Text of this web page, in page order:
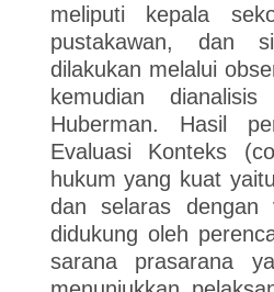
meliputi kepala
pustakawan, dan
dilakukan melalui
kemudian
Huberman. Hasil
Evaluasi Konteks
hukum yang kuat
dan selaras
didukung oleh
sarana prasarana